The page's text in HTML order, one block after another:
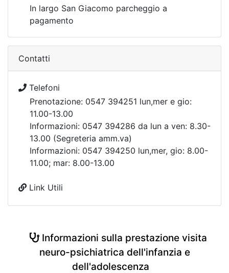
In largo San Giacomo parcheggio a
pagamento
Contatti
Telefoni
Prenotazione: 0547 394251 lun,mer e gio:
11.00-13.00
Informazioni: 0547 394286 da lun a ven: 8.30-
13.00 (Segreteria amm.va)
Informazioni: 0547 394250 lun,mer, gio: 8.00-
11.00; mar: 8.00-13.00
Link Utili
Informazioni sulla prestazione visita
neuro-psichiatrica dell'infanzia e
dell'adolescenza